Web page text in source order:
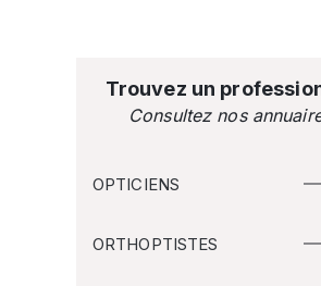
Trouvez un
Consultez nos
OPTICIENS
ORTHOPTISTES